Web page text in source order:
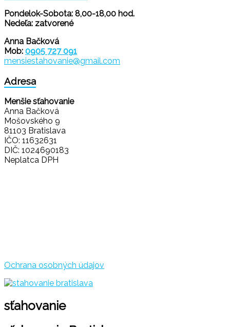
Pondelok-Sobota: 8,00-18,00 hod.
Nedeľa: zatvorené
Anna Bačková
Mob: 0905 727 091
mensiestahovanie@gmail.com
Adresa
Menšie sťahovanie
Anna Bačková
Mošovského 9
81103 Bratislava
IČO: 11632631
DIČ: 1024690183
Neplatca DPH
Ochrana osobných údajov
sťahovanie